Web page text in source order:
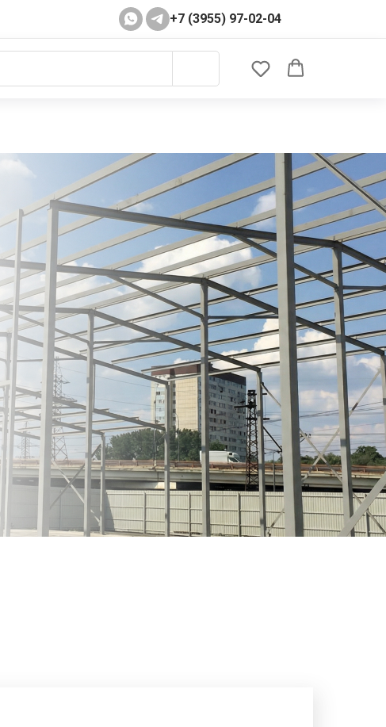
+7 (3955) 97-02-04